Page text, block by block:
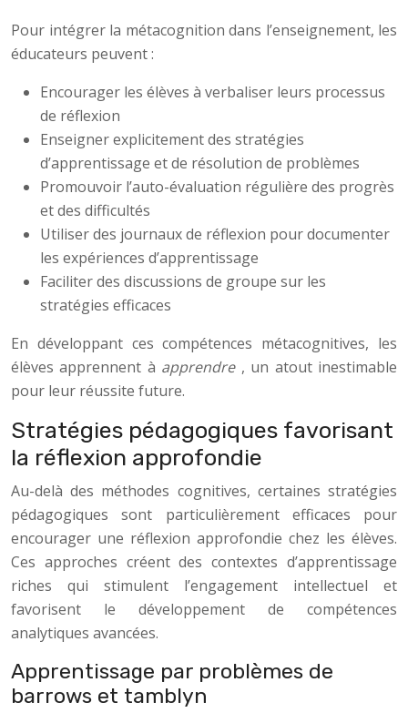
Pour intégrer la métacognition dans l’enseignement, les
éducateurs peuvent :
Encourager les élèves à verbaliser leurs processus
de réflexion
Enseigner explicitement des stratégies
d’apprentissage et de résolution de problèmes
Promouvoir l’auto-évaluation régulière des progrès
et des difficultés
Utiliser des journaux de réflexion pour documenter
les expériences d’apprentissage
Faciliter des discussions de groupe sur les
stratégies efficaces
En développant ces compétences métacognitives, les
élèves apprennent à apprendre , un atout inestimable
pour leur réussite future.
Stratégies pédagogiques favorisant
la réflexion approfondie
Au-delà des méthodes cognitives, certaines stratégies
pédagogiques sont particulièrement efficaces pour
encourager une réflexion approfondie chez les élèves.
Ces approches créent des contextes d’apprentissage
riches qui stimulent l’engagement intellectuel et
favorisent le développement de compétences
analytiques avancées.
Apprentissage par problèmes de
barrows et tamblyn